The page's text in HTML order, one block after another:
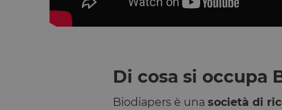
Di cosa si occupa
Biodiapers è una società di